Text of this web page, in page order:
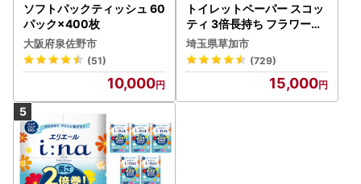
ソフトパックティッシュ 60
パック×400枚
大阪府泉佐野市
(51)
10,000
トイレットペーパー スコッ
ティ 3倍長持ち フラワーパ
ック 4ロール×6P
埼玉県草加市
(729)
15,000